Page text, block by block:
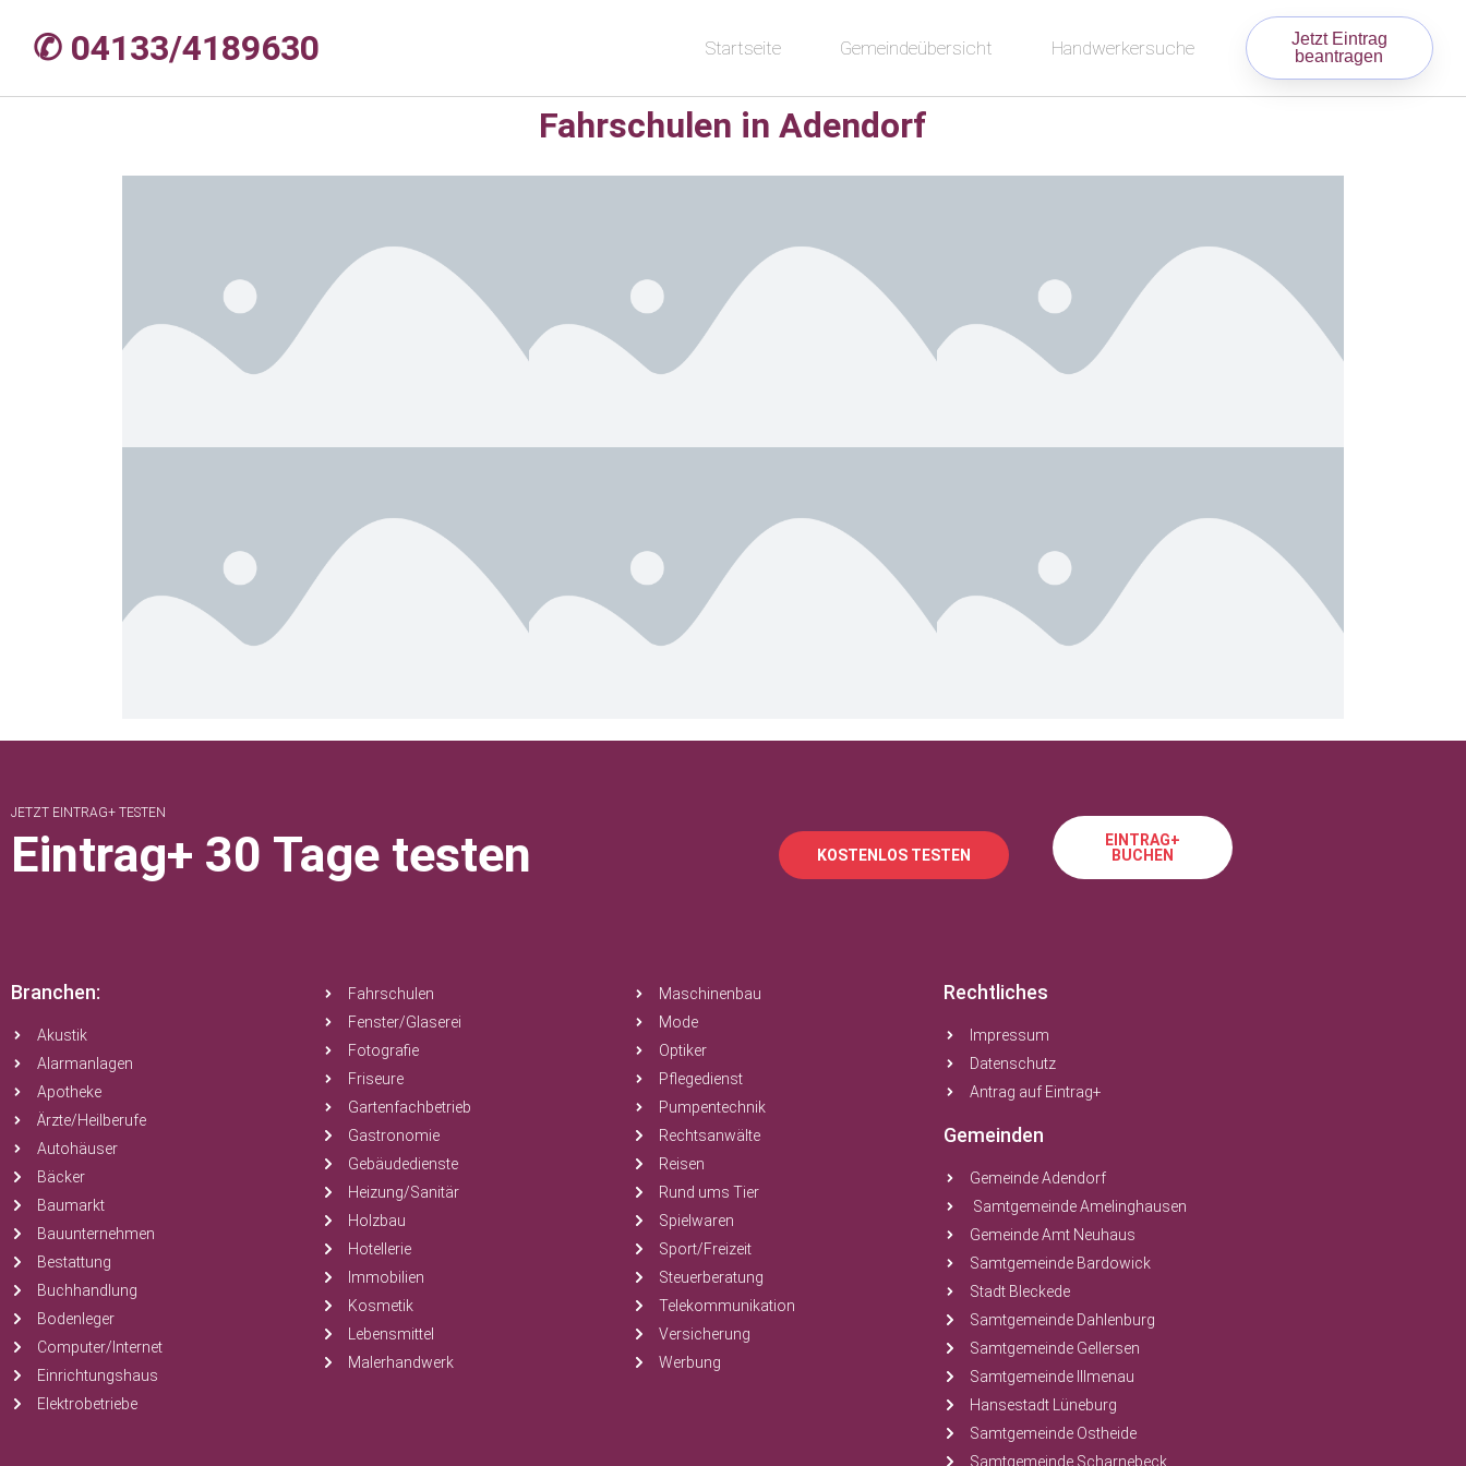
✆ 04133/4189630 Startseite Gemeindeübersicht Handwerkersuche
Jetzt Eintrag
beantragen
Fahrschulen in Adendorf
JETZT EINTRAG+ TESTEN
Eintrag+ 30 Tage testen KOSTENLOS TESTEN
EINTRAG+
BUCHEN
Branchen:
Akustik
Alarmanlagen
Apotheke
Ärzte/Heilberufe
Autohäuser
Bäcker
Baumarkt
Bauunternehmen
Bestattung
Buchhandlung
Bodenleger
Computer/Internet
Einrichtungshaus
Elektrobetriebe
Fahrschulen
Fenster/Glaserei
Fotografie
Friseure
Gartenfachbetrieb
Gastronomie
Gebäudedienste
Heizung/Sanitär
Holzbau
Hotellerie
Immobilien
Kosmetik
Lebensmittel
Malerhandwerk
Maschinenbau
Mode
Optiker
Pflegedienst
Pumpentechnik
Rechtsanwälte
Reisen
Rund ums Tier
Spielwaren
Sport/Freizeit
Steuerberatung
Telekommunikation
Versicherung
Werbung
Rechtliches
Impressum
Datenschutz
Antrag auf Eintrag+
Gemeinden
Gemeinde Adendorf
Samtgemeinde Amelinghausen
Gemeinde Amt Neuhaus
Samtgemeinde Bardowick
Stadt Bleckede
Samtgemeinde Dahlenburg
Samtgemeinde Gellersen
Samtgemeinde Illmenau
Hansestadt Lüneburg
Samtgemeinde Ostheide
Samtgemeinde Scharnebeck